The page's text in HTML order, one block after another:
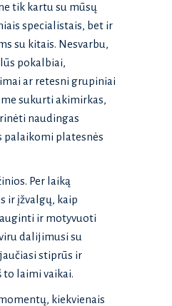
tik kartu su mūsų
specialistais, bet ir
su kitais. Nesvarbu,
pokalbiai,
ar retesni grupiniai
sukurti akimirkas,
naudingas
platesnės
Per laiką
ir įžvalgų, kaip
ir motyvuoti
dalijimusi su
stiprūs ir
laimi vaikai.
kiekvienais